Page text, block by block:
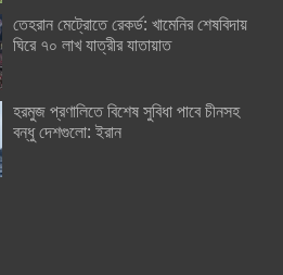
তেহরান মেট্রোতে রেকর্ড: খামেনির শেষবিদায়
ঘিরে ৭০ লাখ যাত্রীর যাতায়াত
হরমুজ প্রণালিতে বিশেষ সুবিধা পাবে চীনসহ
বন্ধু দেশগুলো: ইরান